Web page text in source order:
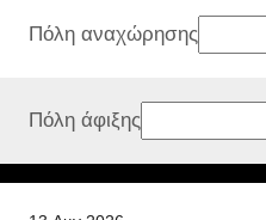
Πόλη αναχώρησης
Πόλη άφιξης